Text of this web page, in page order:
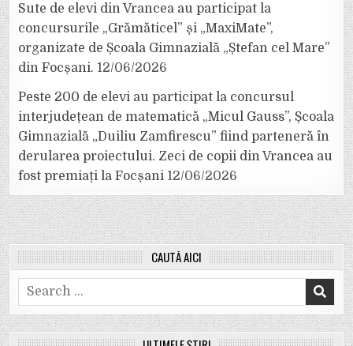
Sute de elevi din Vrancea au participat la
concursurile „Grămăticel” și „MaxiMate”,
organizate de Școala Gimnazială „Ștefan cel Mare”
din Focșani. 12/06/2026
Peste 200 de elevi au participat la concursul
interjudețean de matematică „Micul Gauss”, Școala
Gimnazială „Duiliu Zamfirescu” fiind parteneră în
derularea proiectului. Zeci de copii din Vrancea au
fost premiați la Focșani 12/06/2026
CAUTĂ AICI
Search
for: